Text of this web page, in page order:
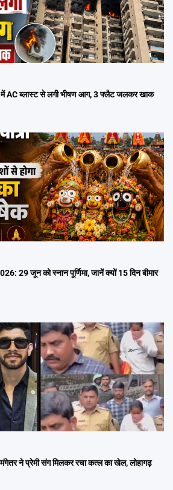
AC ब्लास्ट से लगी भीषण आग, 3 फ्लैट जलकर खाक
29 जून को स्नान पूर्णिमा, जानें क्यों 15 दिन बीमार
ने प्रेमी संग मिलकर रचा कत्ल का खेल, लोहागढ़